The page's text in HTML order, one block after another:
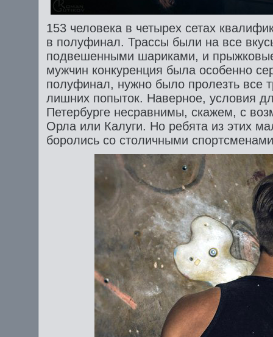
153 человека в четырех сетах
в полуфинал. Трассы были на все
подвешенными шариками, и
мужчин конкуренция была особенно
полуфинал, нужно было пролезть все
лишних попыток. Наверное, условия
Петербурге несравнимы, скажем, с
Орла или Калуги. Но ребята из этих
боролись со столичными